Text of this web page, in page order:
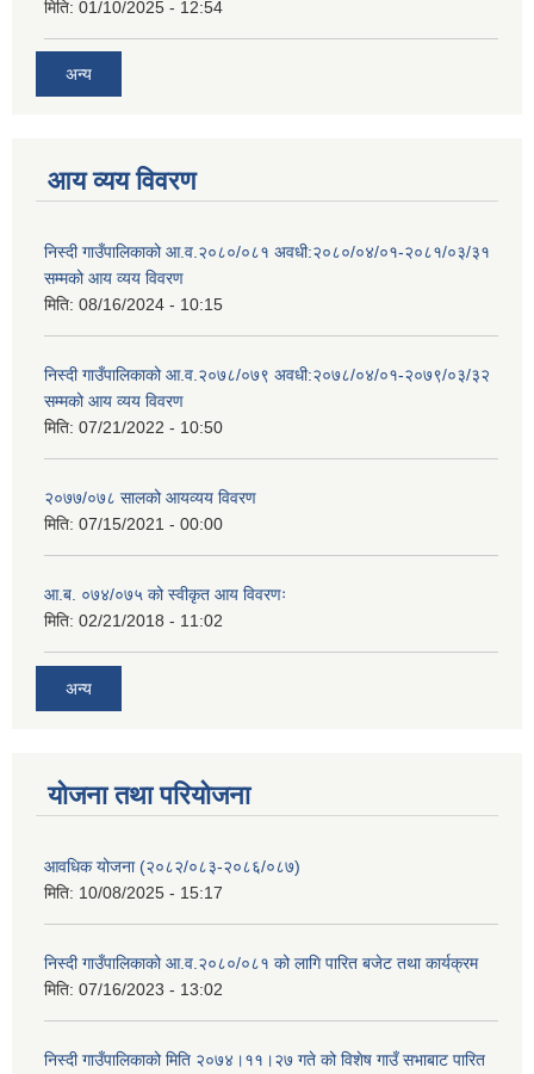
मिति: 01/10/2025 - 12:54
अन्य
आय व्यय विवरण
निस्दी गाउँपालिकाको आ.व.२०८०/०८१ अवधी:२०८०/०४/०१-२०८१/०३/३१
सम्मको आय व्यय विवरण
मिति: 08/16/2024 - 10:15
निस्दी गाउँपालिकाको आ.व.२०७८/०७९ अवधी:२०७८/०४/०१-२०७९/०३/३२
सम्मको आय व्यय विवरण
मिति: 07/21/2022 - 10:50
२०७७/०७८ सालको आयव्यय विवरण
मिति: 07/15/2021 - 00:00
आ.ब. ०७४/०७५ को स्वीकृत आय विवरणः
मिति: 02/21/2018 - 11:02
अन्य
योजना तथा परियोजना
आवधिक योजना (२०८२/०८३-२०८६/०८७)
मिति: 10/08/2025 - 15:17
निस्दी गाउँपालिकाको आ.व.२०८०/०८१ को लागि पारित बजेट तथा कार्यक्रम
मिति: 07/16/2023 - 13:02
निस्दी गाउँपालिकाको मिति २०७४।११।२७ गते को विशेष गाउँ सभाबाट पारित